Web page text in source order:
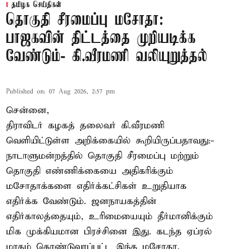
தமிழக செய்திகள்
தொகுதி சீரமைப்பு மசோதா:
பாஜகவின் திட்டத்தை முறியடிக்க
வேண்டும்- கி.வீரமணி வலியுறுத்தல்
Published on: 07 Aug 2026, 2:57 pm
சென்னை,
திராவிடர் கழகத் தலைவர் கி.வீரமணி
வெளியிட்டுள்ள அறிக்கையில் கூறியிருப்பதாவது:-
நாடாளுமன்றத்தில் தொகுதி சீரமைப்பு மற்றும்
தொகுதி எண்ணிக்கையை அதிகரிக்கும்
மசோதாக்களை எதிர்க்கட்சிகள் உறுதியாக
எதிர்க்க வேண்டும். ஜனநாயகத்தின்
எதிர்காலத்தையும், உரிமையையும் தீர்மானிக்கும்
மிக முக்கியமான பிரச்சினை இது. கடந்த ஏப்ரல்